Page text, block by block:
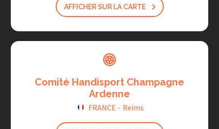
AFFICHER SUR LA CARTE
Comité Handisport Champagne
Ardenne
FRANCE - Reims